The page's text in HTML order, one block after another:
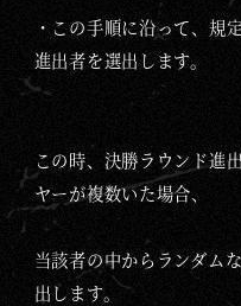
・この手順に沿って、規
進出者を選出します。
この時、決勝ラウンド進
ヤーが複数いた場合、
当該者の中からランダム
出します。